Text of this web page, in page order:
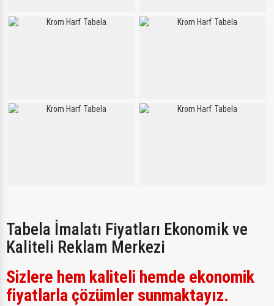
Tabela İmalatı Fiyatları Ekonomik ve
Kaliteli Reklam Merkezi
Sizlere hem kaliteli hemde ekonomik
fiyatlarla çözümler sunmaktayız.